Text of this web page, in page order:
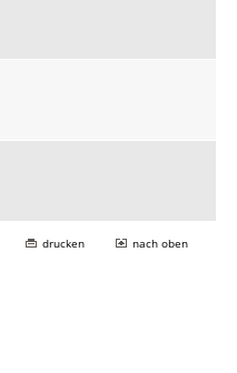
drucken nach oben